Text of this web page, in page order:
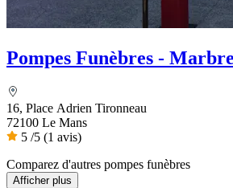
Pompes Funèbres -
16, Place Adrien Tironneau
72100 Le Mans
5 /5 (1 avis)
Comparez d'autres pompes funèbres
Afficher plus